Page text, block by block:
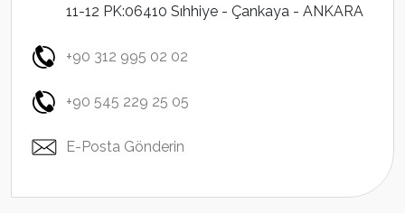
11-12 PK:06410 Sıhhiye - Çankaya - ANKARA
+90 312 995 02 02
+90 545 229 25 05
E-Posta Gönderin